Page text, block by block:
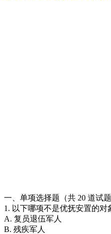
一、单项选择题（共 20 道试题
1. 以下哪项不是优抚安置的对
A. 复员退伍军人
B. 残疾军人